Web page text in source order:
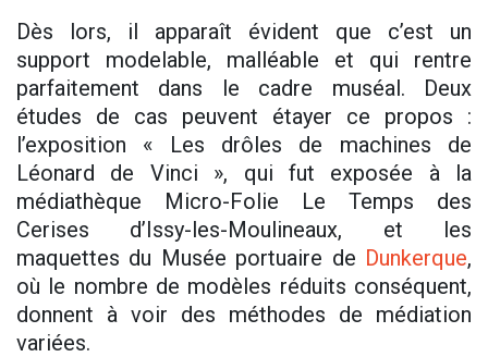
Dès lors, il apparaît évident que c’est un
support modelable, malléable et qui rentre
parfaitement dans le cadre muséal. Deux
études de cas peuvent étayer ce propos :
l’exposition « Les drôles de machines de
Léonard de Vinci », qui fut exposée à la
médiathèque Micro-Folie Le Temps des
Cerises d’Issy-les-Moulineaux, et les
maquettes du Musée portuaire de Dunkerque,
où le nombre de modèles réduits conséquent,
donnent à voir des méthodes de médiation
variées.